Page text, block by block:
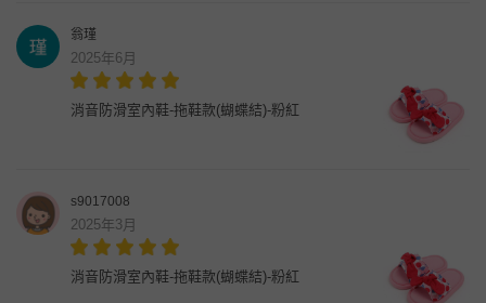
翁瑾
2025年6月
消音防滑室內鞋-拖鞋款(蝴蝶結)-粉紅
s9017008
2025年3月
消音防滑室內鞋-拖鞋款(蝴蝶結)-粉紅